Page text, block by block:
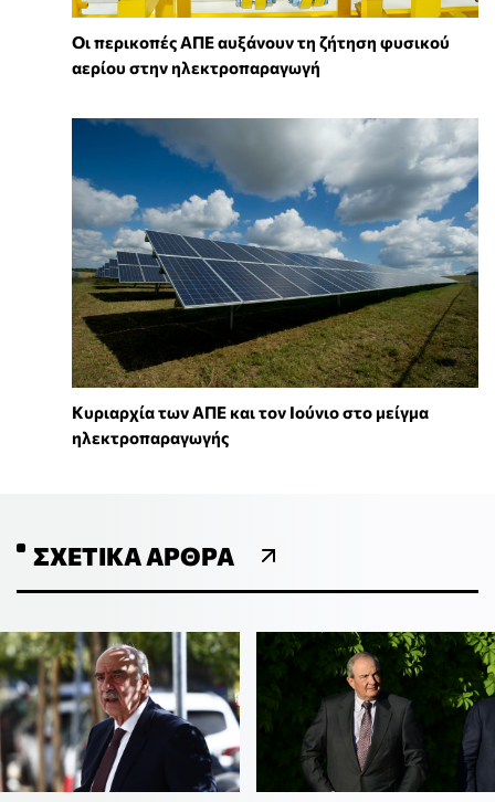
Οι περικοπές ΑΠΕ αυξάνουν τη ζήτηση φυσικού
αερίου στην ηλεκτροπαραγωγή
Κυριαρχία των ΑΠΕ και τον Ιούνιο στο μείγμα
ηλεκτροπαραγωγής
ΣΧΕΤΙΚΆ ΆΡΘΡΑ